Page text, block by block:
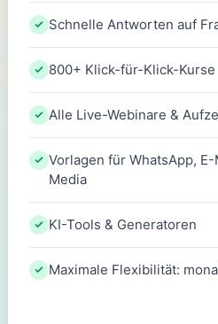
Schnelle Antworten auf
800+ Klick-für-Klick-Kurse
Alle Live-Webinare &
Vorlagen für WhatsApp, E-
Media
KI-Tools & Generatoren
Maximale Flexibilität: